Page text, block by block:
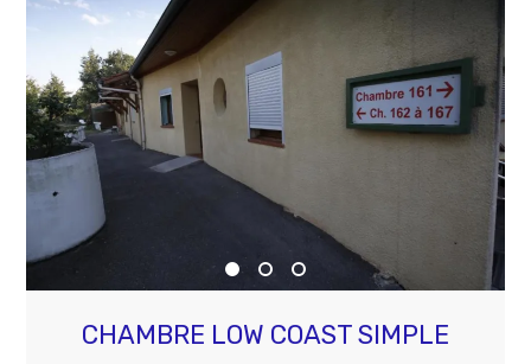
CHAMBRE LOW COAST SIMPLE